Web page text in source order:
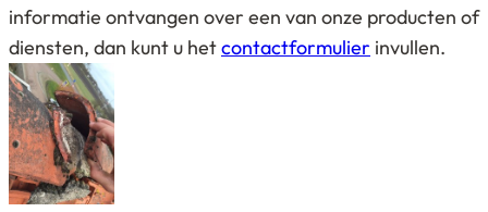
informatie ontvangen over een van onze producten of
diensten, dan kunt u hetcontactformulier invullen.